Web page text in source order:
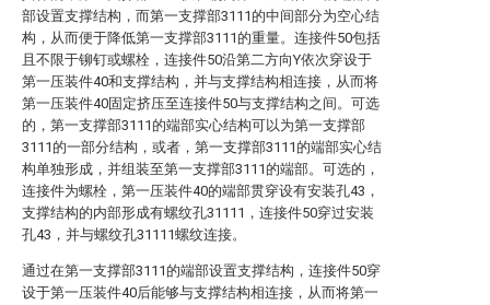
部设置支撑结构，而第一支撑部3111的中间部分为空心结
构，从而便于降低第一支撑部3111的重量。连接件50包括
且不限于铆钉或螺栓，连接件50沿第二方向Y依次穿设于
第一压装件40和支撑结构，并与支撑结构相连接，从而将
第一压装件40固定挤压至连接件50与支撑结构之间。可选
的，第一支撑部3111的端部实心结构可以为第一支撑部
3111的一部分结构，或者，第一支撑部3111的端部实心结
构单独形成，并组装至第一支撑部3111的端部。可选的，
连接件为螺栓，第一压装件40的端部贯穿设有安装孔43，
支撑结构的内部形成有螺纹孔31111，连接件50穿过安装
孔43，并与螺纹孔31111螺纹连接。
通过在第一支撑部3111的端部设置支撑结构，连接件50穿
设于第一压装件40后能够与支撑结构相连接，从而将第一